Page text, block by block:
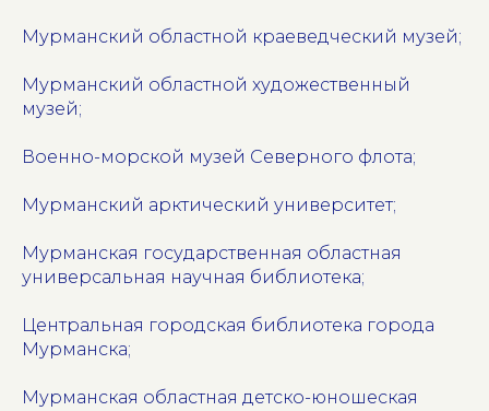
Мурманский областной краеведческий музей;
Мурманский областной художественный
музей;
Военно-морской музей Северного флота;
Мурманский арктический университет;
Мурманская государственная областная
универсальная научная библиотека;
Центральная городская библиотека города
Мурманска;
Мурманская областная детско-юношеская